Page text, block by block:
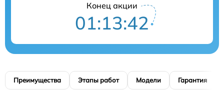
Конец акции
01:13:42
Преимущества Этапы работ Модели Гарантия